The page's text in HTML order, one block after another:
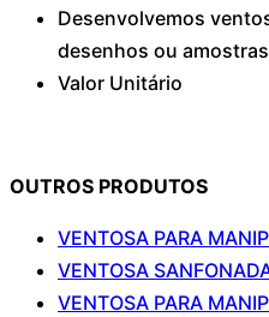
Desenvolvemos
desenhos ou amostras
Valor Unitário
OUTROS PRODUTOS
VENTOSA PARA
VENTOSA
VENTOSA PARA